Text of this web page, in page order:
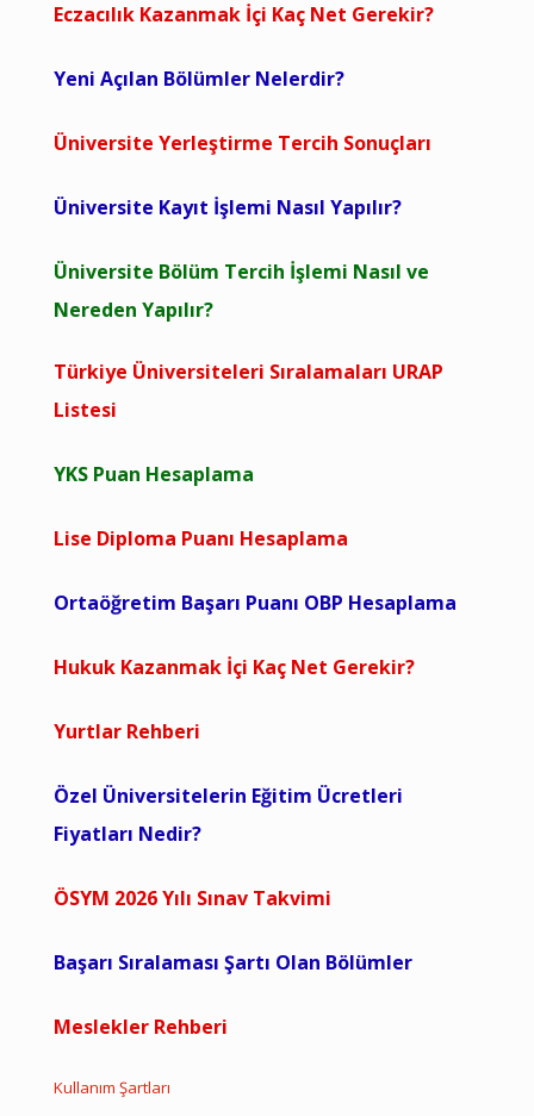
Eczacılık Kazanmak İçi Kaç Net Gerekir?
Yeni Açılan Bölümler Nelerdir?
Üniversite Yerleştirme Tercih Sonuçları
Üniversite Kayıt İşlemi Nasıl Yapılır?
Üniversite Bölüm Tercih İşlemi Nasıl ve
Nereden Yapılır?
Türkiye Üniversiteleri Sıralamaları URAP
Listesi
YKS Puan Hesaplama
Lise Diploma Puanı Hesaplama
Ortaöğretim Başarı Puanı OBP Hesaplama
Hukuk Kazanmak İçi Kaç Net Gerekir?
Yurtlar Rehberi
Özel Üniversitelerin Eğitim Ücretleri
Fiyatları Nedir?
ÖSYM 2026 Yılı Sınav Takvimi
Başarı Sıralaması Şartı Olan Bölümler
Meslekler Rehberi
Kullanım Şartları